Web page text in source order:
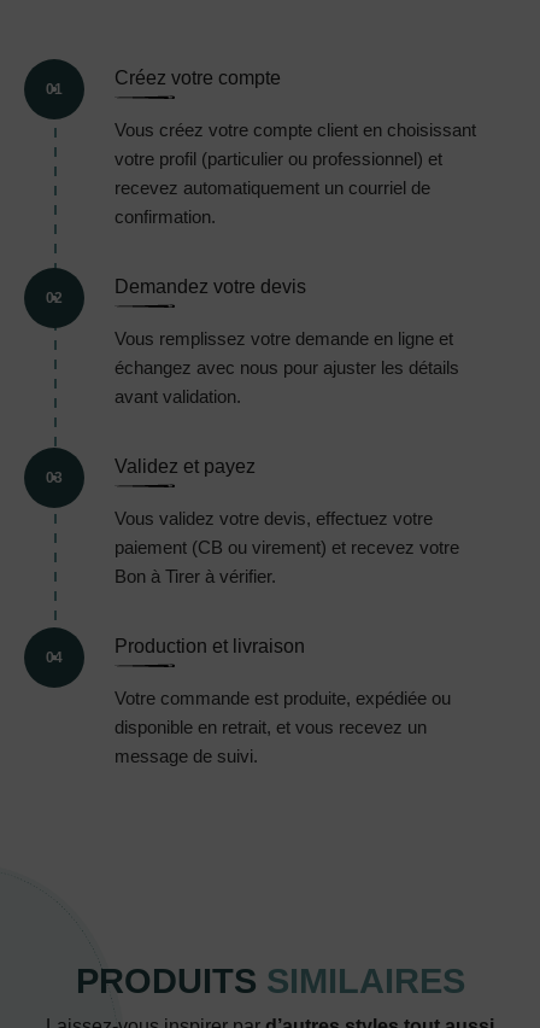
01
Créez votre compte
Vous créez votre compte client en choisissant
votre profil (particulier ou professionnel) et
recevez automatiquement un courriel de
confirmation.
02
Demandez votre devis
Vous remplissez votre demande en ligne et
échangez avec nous pour ajuster les détails
avant validation.
03
Validez et payez
Vous validez votre devis, effectuez votre
paiement (CB ou virement) et recevez votre
Bon à Tirer à vérifier.
04
Production et livraison
Votre commande est produite, expédiée ou
disponible en retrait, et vous recevez un
message de suivi.
PRODUITS SIMILAIRES